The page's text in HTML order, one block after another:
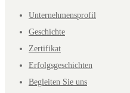
Unternehmensprofil
Geschichte
Zertifikat
Erfolgsgeschichten
Begleiten Sie uns